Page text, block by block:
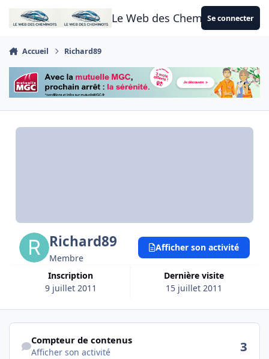
Aller au contenu
Le Web des CheminotsSe connecter
Accueil Richard89
Richard89
Membre
Inscription
9 juillet 2011
Dernière visite
15 juillet 2011
Afficher son activité
Afficher son activité
Compteur de contenus
Afficher son activité 3